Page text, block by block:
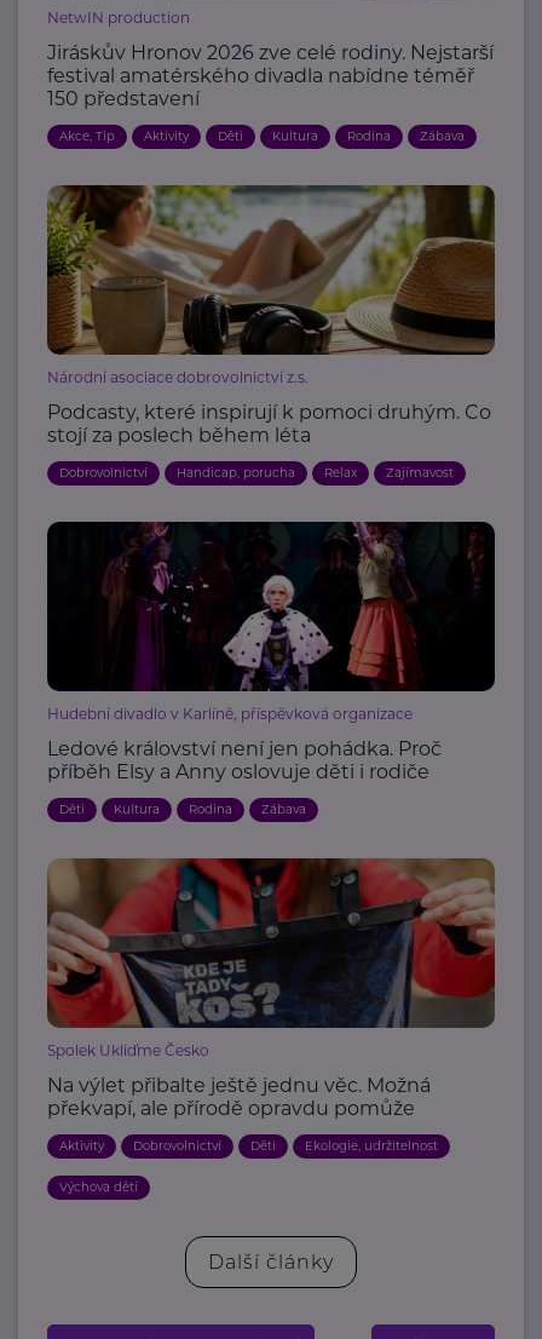
NetwIN production
Jiráskův Hronov 2026 zve celé rodiny. Nejstarší
festival amatérského divadla nabídne téměř
150 představení
Akce, Tip Aktivity Děti Kultura Rodina Zábava
Národní asociace dobrovolnictví z.s.
Podcasty, které inspirují k pomoci druhým. Co
stojí za poslech během léta
Dobrovolnictví Handicap, porucha Relax Zajímavost
Hudební divadlo v Karlíně, příspěvková organizace
Ledové království není jen pohádka. Proč
příběh Elsy a Anny oslovuje děti i rodiče
Děti Kultura Rodina Zábava
Spolek Ukliďme Česko
Na výlet přibalte ještě jednu věc. Možná
překvapí, ale přírodě opravdu pomůže
Aktivity Dobrovolnictví Děti Ekologie, udržitelnost
Výchova dětí
Další články